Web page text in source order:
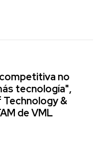
no
tecnología",
Technology &
de VML